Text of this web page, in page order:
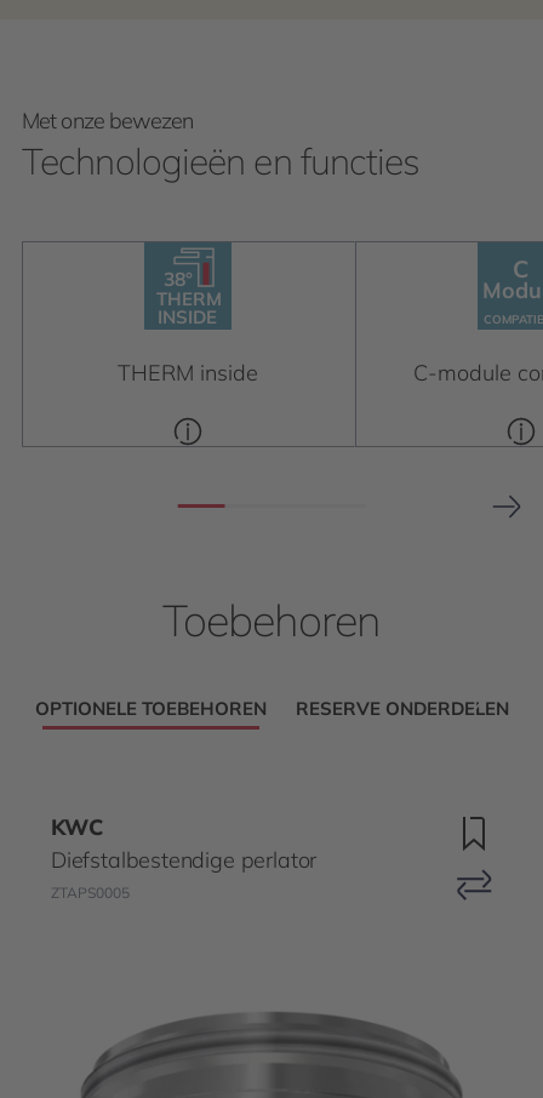
Met onze bewezen
Technologieën en functies
THERM
INSIDE
38°
THERM inside
C
COMPA
C-module
Toebehoren
OPTIONELE TOEBEHOREN RESERVE ONDERDELEN
KWC
Diefstalbestendige perlator
ZTAPS0005